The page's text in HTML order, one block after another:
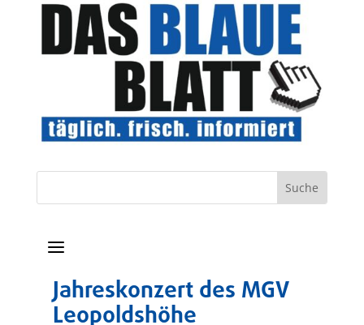
a
Jahreskonzert des MGV
Leopoldshöhe